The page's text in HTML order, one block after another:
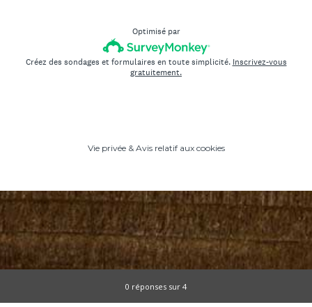
Progression actuelle,
0 réponses sur 4
Optimisé par
Créez des sondages et formulaires en toute simplicité. Inscrivez-vous
gratuitement.
Vie privée & Avis relatif aux cookies